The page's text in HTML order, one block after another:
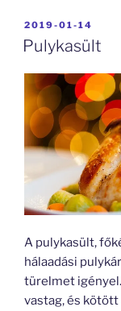
BEKÜLDVE:
2019-01-14
Pulykasült
A pulykasült,
hálaadási
türelmet
vastag, és